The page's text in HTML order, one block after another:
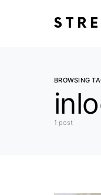
BROWSING
1 post